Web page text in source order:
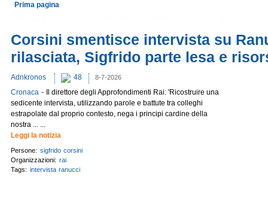
Prima pagina
Corsini smentisce intervista su
rilasciata, Sigfrido parte lesa e
Adnkronos 48 8-7-2026
Cronaca -
Il direttore degli Approfondimenti Rai: 'Ricostruire una
sedicente intervista, utilizzando parole e battute tra colleghi
estrapolate dal proprio contesto, nega i principi cardine della
nostra ... ...
Leggi la notizia
Persone: sigfrido corsini
Organizzazioni: rai
Tags: intervista ranucci